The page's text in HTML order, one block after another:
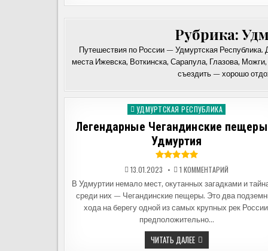
Рубрика:
Путешествия по России — Удмуртская Республика.
места Ижевска, Воткинска, Сарапула, Глазова,
съездить — хорошо
Опубликовано
УДМУРТСКАЯ РЕСПУБЛИКА
Легендарные Чегандинские
Удмуртия
13.01.2023 1 КОММЕНТАРИЙ
ПЕЩЕРЫ
—
УДМУРТИЯ
В Удмуртии немало мест, окутанных загадками и
среди них — Чегандинские пещеры. Это два
хода на берегу одной из самых крупных рек
предположительно…
ЧИТАТЬ ДАЛЕЕЛЕГЕНДАРНЫЕ
ЧЕГАНДИНСКИЕ